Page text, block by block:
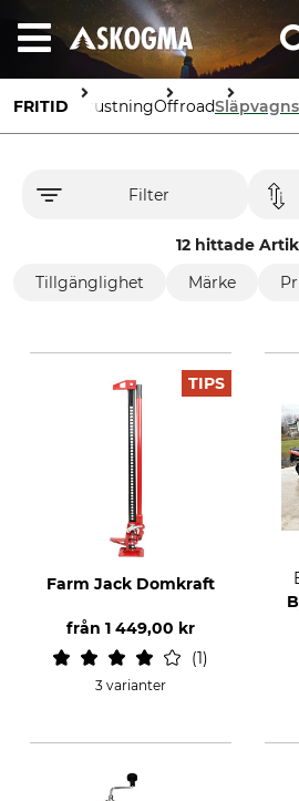
FRITID UtrustningOffroad
Filter
12 hittade
Tillgänglighet Märke
TIPS
Farm Jack Domkraft
från 1 449,00 kr
1
3 varianter